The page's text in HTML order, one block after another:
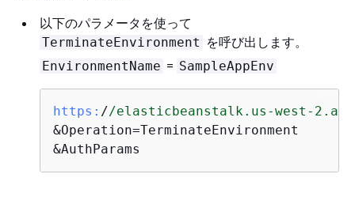
以下のパラメータを使って
TerminateEnvironment を呼び出します。
EnvironmentName = SampleAppEnv
https: //elasticbeanstalk.us-west-
&Operation=TerminateEnvironment
&AuthParams